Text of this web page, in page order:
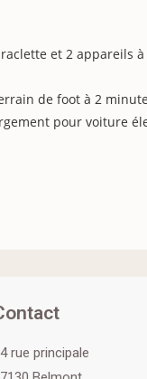
et 2 appareils
de foot à 2
pour voiture
rue principale